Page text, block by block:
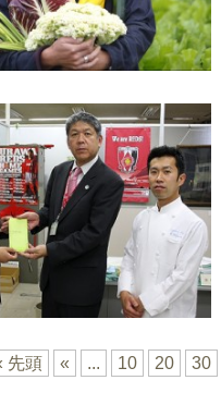
先頭 « ... 10 20 30